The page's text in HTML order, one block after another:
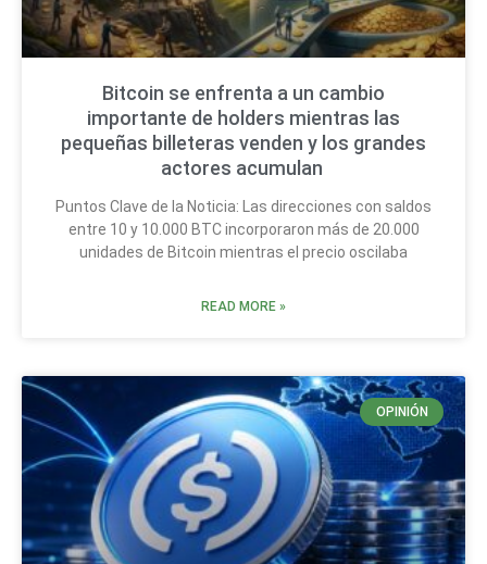
Bitcoin se enfrenta a un cambio
importante de holders mientras las
pequeñas billeteras venden y los grandes
actores acumulan
Puntos Clave de la Noticia: Las direcciones con saldos
entre 10 y 10.000 BTC incorporaron más de 20.000
unidades de Bitcoin mientras el precio oscilaba
READ MORE »
OPINIÓN